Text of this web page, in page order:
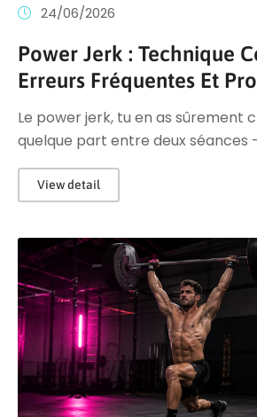
24/06/2026
Power Jerk : Technique
Erreurs Fréquentes Et
Le power jerk, tu en as sûrement
quelque part entre deux séances
View detail